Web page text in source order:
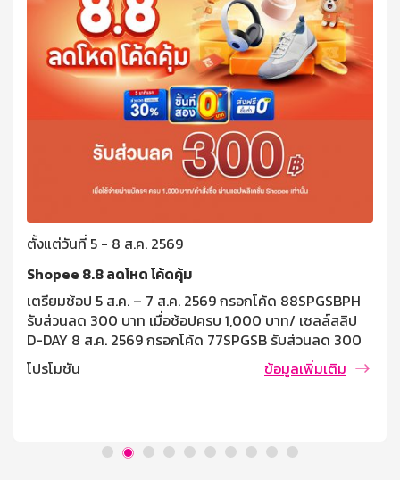
ตั้งแต่วันที่ 5 - 8 ส.ค. 2569
Shopee 8.8 ลดโหด โค้ดคุ้ม
เตรียมช้อป 5 ส.ค. – 7 ส.ค. 2569 กรอกโค้ด 88SPGSBPH
รับส่วนลด 300 บาท เมื่อช้อปครบ 1,000 บาท/ เซลล์สลิป
D-DAY 8 ส.ค. 2569 กรอกโค้ด 77SPGSB รับส่วนลด 300
บาท เมื่อช้อปครบ 1,000 บาท/ เซลล์ซสลิป เงื่อนไขและข้อ
กำหนด โค้ดส่วนลด 300 บาท เมื่อมียอดใช้จ่ายผ่านบัตร
โค้ด ตลอดรายการ) จำกัด [...]
โปรโมชัน ข้อมูลเพิ่มเติม